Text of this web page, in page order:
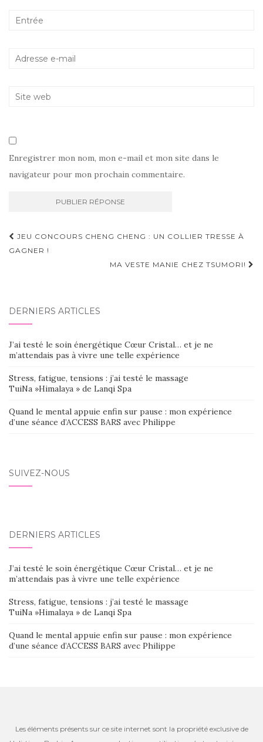
Enregistrer mon nom, mon e-mail et mon site dans le
navigateur pour mon prochain commentaire.
Navigation
d'article
JEU CONCOURS CHENG CHENG : UN COLLIER TRESSE À
GAGNER !
MA VESTE MANIE CHEZ TSUMORI!
DERNIERS ARTICLES
J’ai testé le soin énergétique Cœur Cristal… et je ne
m’attendais pas à vivre une telle expérience
Stress, fatigue, tensions : j’ai testé le massage
TuiNa »Himalaya » de Lanqi Spa
Quand le mental appuie enfin sur pause : mon expérience
d’une séance d’ACCESS BARS avec Philippe
SUIVEZ-NOUS
DERNIERS ARTICLES
J’ai testé le soin énergétique Cœur Cristal… et je ne
m’attendais pas à vivre une telle expérience
Stress, fatigue, tensions : j’ai testé le massage
TuiNa »Himalaya » de Lanqi Spa
Quand le mental appuie enfin sur pause : mon expérience
d’une séance d’ACCESS BARS avec Philippe
Les éléments présents sur ce site internet sont la propriété exclusive de